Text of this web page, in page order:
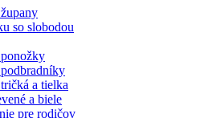
so slobodou
a tielka
a biele
pre rodičov